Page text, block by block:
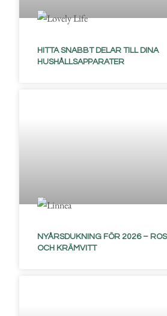
HITTA SNABBT DELAR TILL DINA
HUSHÅLLSAPPARATER
NYÅRSDUKNING FÖR 2026 –
OCH KRÄMVITT